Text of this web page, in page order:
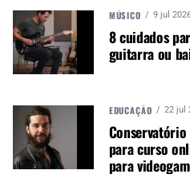
concorrem no topo da lista
questão logística é
eletrônico, sendo que as
das pessoas podem
mais elastecidos de
3- PROBLEMAS COM
MÚSICO 9 jul
8 cuidados
guitarra ou
EDUCAÇÃO 22 jul
para curso
para